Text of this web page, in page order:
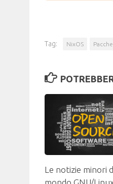
Tag: NixOS
Le notizie minori
mondo GNU/